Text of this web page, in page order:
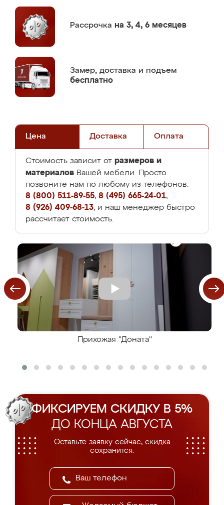
Рассрочка на 3, 4, 6 месяцев
Замер, доставка и подъем
бесплатно
Цена Доставка Оплата
Стоимость зависит от размеров и
материалов Вашей мебели. Просто
позвоните нам по любому из телефонов:
8 (800) 511-89-55, 8 (495) 665-24-01,
8 (926) 409-68-13, и наш менеджер быстро
рассчитает стоимость.
Прихожая "Доната"
ФИКСИРУЕМ СКИДКУ В 5%
ДО КОНЦА АВГУСТА
Оставьте заявку сейчас, скидка
сохранится.